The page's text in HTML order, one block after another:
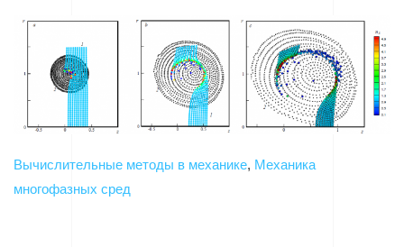
Вычислительные методы в механике, Механика
многофазных сред